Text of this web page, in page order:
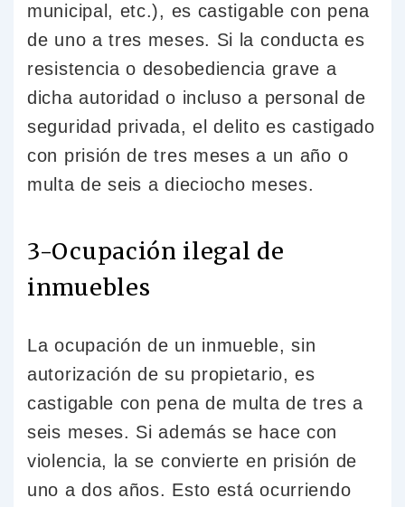
municipal, etc.), es castigable con pena
de uno a tres meses. Si la conducta es
resistencia o desobediencia grave a
dicha autoridad o incluso a personal de
seguridad privada, el delito es castigado
con prisión de tres meses a un año o
multa de seis a dieciocho meses.
3-Ocupación ilegal de
inmuebles
La ocupación de un inmueble, sin
autorización de su propietario, es
castigable con pena de multa de tres a
seis meses. Si además se hace con
violencia, la se convierte en prisión de
uno a dos años. Esto está ocurriendo